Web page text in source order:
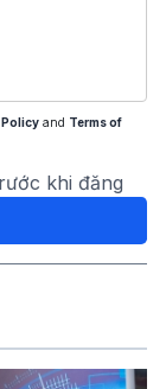
and Terms of
khi đăng